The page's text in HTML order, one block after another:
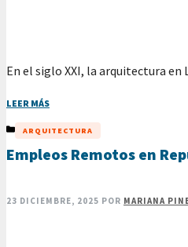
En el siglo XXI, la arquitectura
LEER MÁS
CATEGORÍAS
ARQUITECTURA
Empleos Remotos en
23 DICIEMBRE, 2025 POR MARIANA